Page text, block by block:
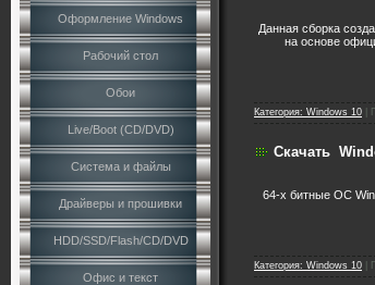
Оформление Windows
Рабочий стол
Обои
Live/Boot (CD/DVD)
Система и файлы
Драйверы и прошивки
HDD/SSD/Flash/CD/DVD
Офис и текст
Данная сборка
на основе
Категория: Windows 10
Скачать
64-х битные ОС
Категория: Windows 10